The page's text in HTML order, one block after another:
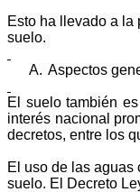
Esto ha llevado a la
suelo.
A. Aspectos
El suelo también
interés nacional
decretos, entre los
El uso de las
suelo. El Decreto